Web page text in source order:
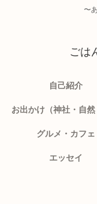
〜
ごは
自己紹介
お出かけ（神社・自
グルメ・カフェ
エッセイ